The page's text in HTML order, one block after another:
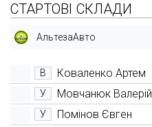
СТАРТОВІ СКЛАДИ
АльтезаАвто
В Коваленко Артем
У Мовчанюк Валерій
У Помінов Євген